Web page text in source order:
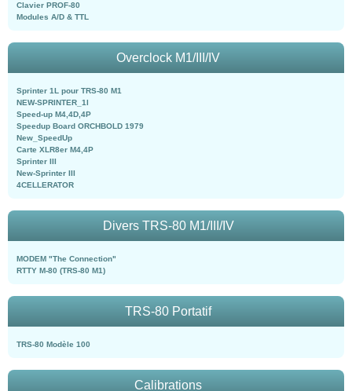
Clavier PROF-80
Modules A/D & TTL
Overclock M1/III/IV
Sprinter 1L pour TRS-80 M1
NEW-SPRINTER_1l
Speed-up M4,4D,4P
Speedup Board ORCHBOLD 1979
New_SpeedUp
Carte XLR8er M4,4P
Sprinter III
New-Sprinter III
4CELLERATOR
Divers TRS-80 M1/III/IV
MODEM "The Connection"
RTTY M-80 (TRS-80 M1)
TRS-80 Portatif
TRS-80 Modèle 100
Calibrations